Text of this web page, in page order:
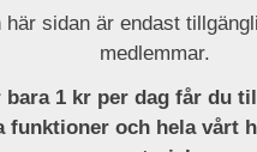
här sidan är endast
medlemmar.
bara 1 kr per dag får du
funktioner och hela vårt